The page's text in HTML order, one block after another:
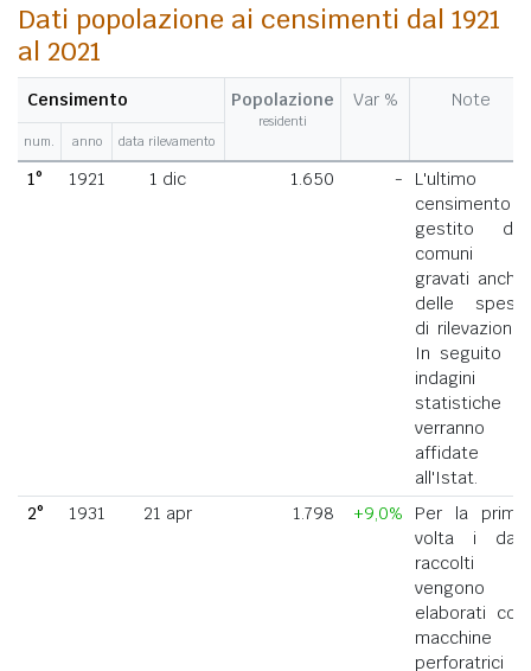
Dati popolazione ai censimenti dal 1921
al 2021
Censimento Popolazione
residenti
Var % Note
num. anno data rilevamento
1° 1921 1 dic 1.650 -
L'ultimo
censimento
gestito dai
comuni
gravati anche
delle spese
di rilevazione.
In seguito le
indagini
statistiche
verranno
affidate
all'Istat.
2°
1931 21 apr 1.798 +9,0%
Per la prima
volta i dati
raccolti
vengono
elaborati con
macchine
perforatrici